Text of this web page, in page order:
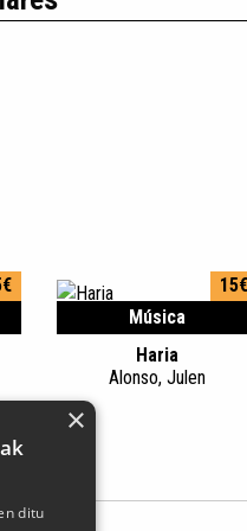
Música
15€
Haria
Alonso, Julen
×
ditu